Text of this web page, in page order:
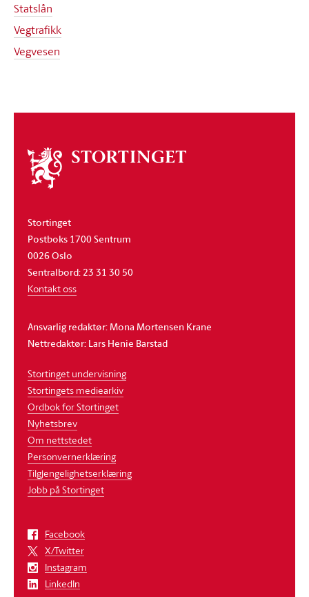
Statslån
Vegtrafikk
Vegvesen
Om
stortinget
Stortinget
Postboks 1700 Sentrum
0026 Oslo
Sentralbord: 23 31 30 50
Kontakt oss
Ansvarlig redaktør: Mona Mortensen Krane
Nettredaktør: Lars Henie Barstad
Stortinget undervisning
Stortingets mediearkiv
Ordbok for Stortinget
Nyhetsbrev
Om nettstedet
Personvernerklæring
Tilgjengelighetserklæring
Jobb på Stortinget
Facebook
X/Twitter
Instagram
LinkedIn